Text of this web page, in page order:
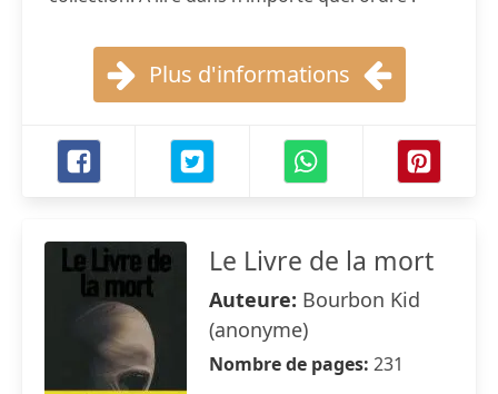
Plus d'informations
Le Livre de la mort
Auteure: Bourbon Kid
(anonyme)
Nombre de pages: 231